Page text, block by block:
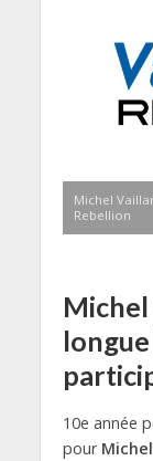
Michel
Rebellion
Michel
10e année
pour